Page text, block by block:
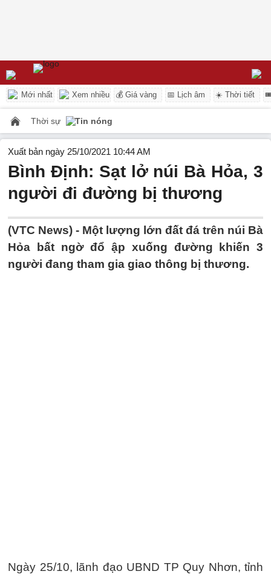
Mới nhất Xem nhiều 💰 Giá vàng 📅 Lịch âm ☀️ Thời tiết
Thời sự Tin nóng
Xuất bản ngày 25/10/2021 10:44 AM
Bình Định: Sạt lở núi Bà Hỏa, 3
người đi đường bị thương
(VTC News) - Một lượng lớn đất đá trên núi Bà
Hỏa bất ngờ đổ ập xuống đường khiến 3
người đang tham gia giao thông bị thương.
Ngày 25/10, lãnh đạo UBND TP Quy Nhơn, tỉnh